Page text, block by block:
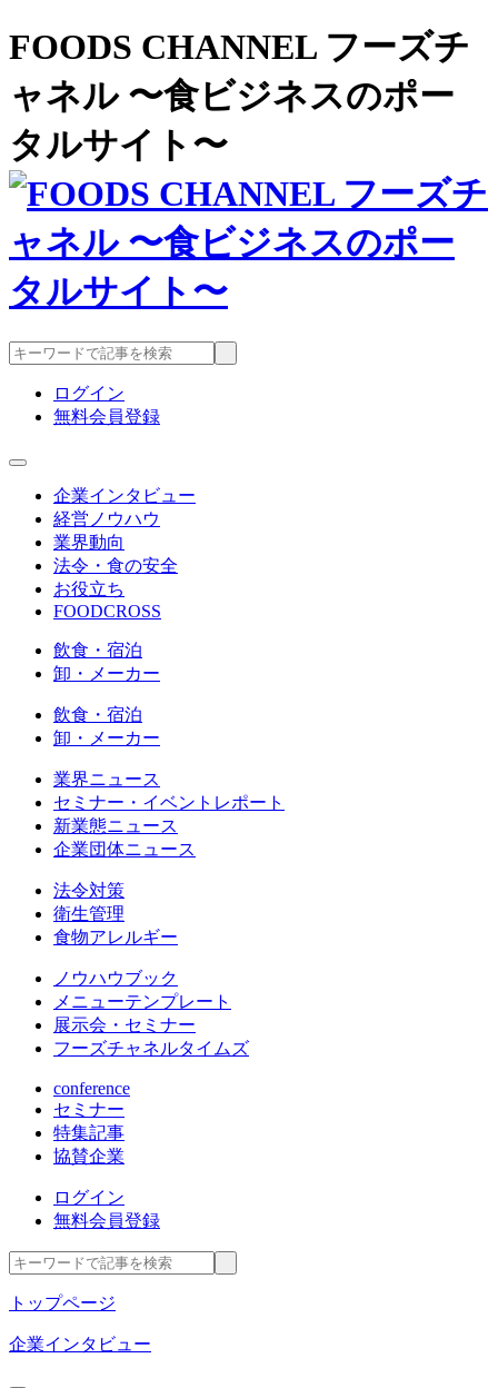
FOODS CHANNEL フーズチ
ャネル 〜食ビジネスのポー
タルサイト〜
ログイン
無料会員登録
企業インタビュー
経営ノウハウ
業界動向
法令・食の安全
お役立ち
FOODCROSS
飲食・宿泊
卸・メーカー
飲食・宿泊
卸・メーカー
業界ニュース
セミナー・イベントレポート
新業態ニュース
企業団体ニュース
法令対策
衛生管理
食物アレルギー
ノウハウブック
メニューテンプレート
展示会・セミナー
フーズチャネルタイムズ
conference
セミナー
特集記事
協賛企業
ログイン
無料会員登録
トップページ
企業インタビュー